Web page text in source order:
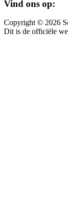
Vind ons op:
Copyright © 2026
Dit is de officiële